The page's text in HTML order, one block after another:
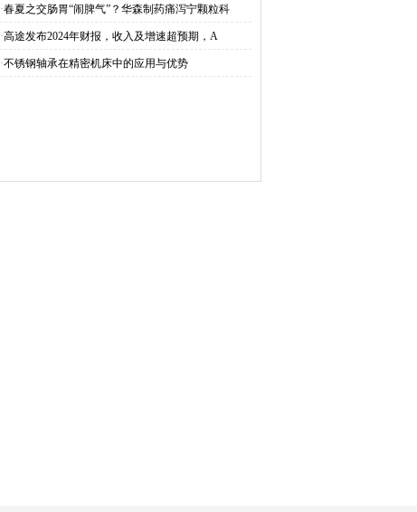
·春夏之交肠胃“闹脾气”？华森制药痛泻宁颗粒科
·高途发布2024年财报，收入及增速超预期，A
·不锈钢轴承在精密机床中的应用与优势